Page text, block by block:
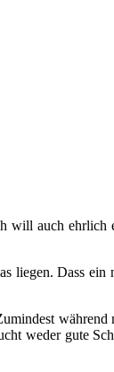
will auch ehrlich
Dass
weder gute